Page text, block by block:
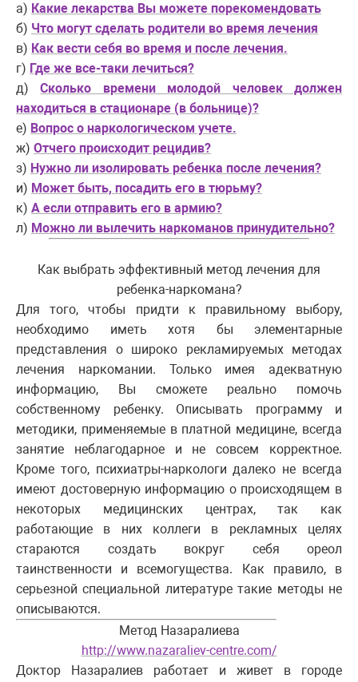
а) Какие лекарства Вы можете порекомендовать
б) Что могут сделать родители во время лечения
в) Как вести себя во время и после лечения.
г) Где же все-таки лечиться?
д)Сколько времени молодой человек должен
находиться в стационаре (в больнице)?
е) Вопрос о наркологическом учете.
ж) Отчего происходит рецидив?
з) Нужно ли изолировать ребенка после лечения?
и) Может быть, посадить его в тюрьму?
к) А если отправить его в армию?
л) Можно ли вылечить наркоманов принудительно?
Как выбрать эффективный метод лечения для
ребенка-наркомана?
Для того, чтобы придти к правильному выбору,
необходимо иметь хотя бы элементарные
представления о широко рекламируемых методах
лечения наркомании. Только имея адекватную
информацию, Вы сможете реально помочь
собственному ребенку. Описывать программу и
методики, применяемые в платной медицине, всегда
занятие неблагодарное и не совсем корректное.
Кроме того, психиатры-наркологи далеко не всегда
имеют достоверную информацию о происходящем в
некоторых медицинских центрах, так как
работающие в них коллеги в рекламных целях
стараются создать вокруг себя ореол
таинственности и всемогущества. Как правило, в
серьезной специальной литературе такие методы не
описываются.
Метод Назаралиева
http://www.nazaraliev-centre.com/
Доктор Назаралиев работает и живет в городе